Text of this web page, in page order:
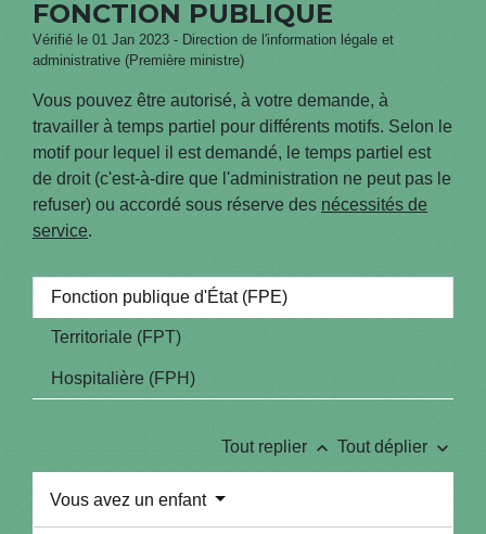
FONCTION PUBLIQUE
Vérifié le 01 Jan 2023 - Direction de l'information légale et
administrative (Première ministre)
Vous pouvez être autorisé, à votre demande, à
travailler à temps partiel pour différents motifs. Selon le
motif pour lequel il est demandé, le temps partiel est
de droit (c'est-à-dire que l'administration ne peut pas le
refuser) ou accordé sous réserve des nécessités de
service.
Fonction publique d'État (FPE)
Territoriale (FPT)
Hospitalière (FPH)
Tout replier keyboard_arrow_up Tout déplier keyboard_arrow_down
Vous avez un enfant